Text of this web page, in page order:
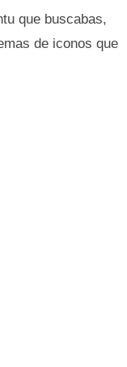
que buscabas,
de iconos que